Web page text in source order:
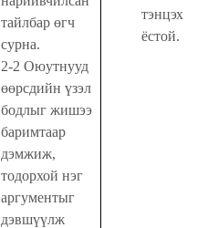
тайлбар өгч
сурна.
2-2 Оюутнууд
өөрсдийн үзэл
бодлыг жишээ
баримтаар
дэмжиж,
тодорхой нэг
аргументыг
дэвшүүлж
тэнцэх
ёстой.